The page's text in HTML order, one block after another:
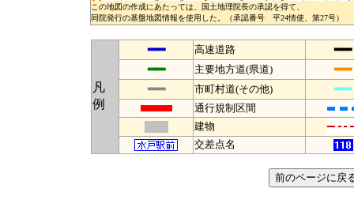
この地図の作成にあたっては、国土地理院長の承認を得て、
同院発行の基盤地図情報を使用した。（承認番号 平24情使、第27号）
凡
例
━━ 高速道路
━━
━━
主要地方道(県道)
━━
━━
市町村道(その他) ━━
通行規制区間
建物
交差点名